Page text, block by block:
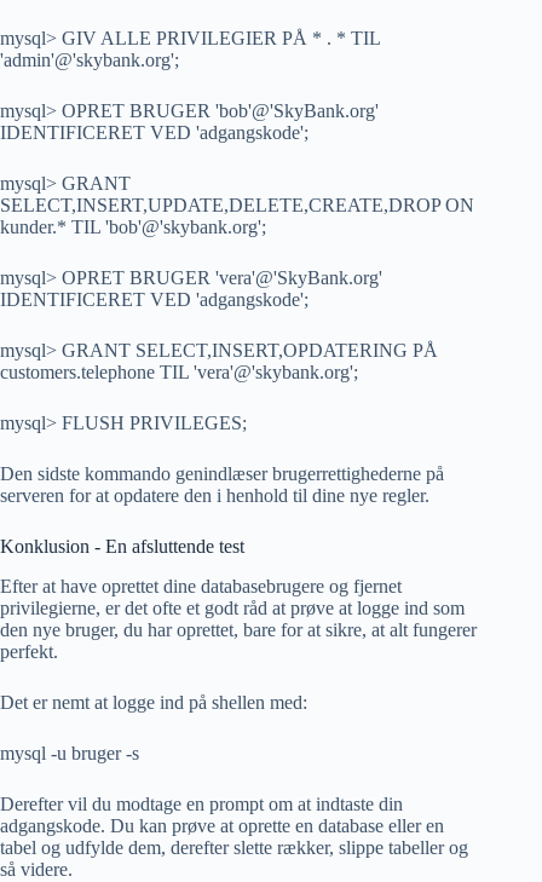
mysql> GIV ALLE PRIVILEGIER PÅ * . * TIL
'admin'@'skybank.org';
mysql> OPRET BRUGER 'bob'@'SkyBank.org'
IDENTIFICERET VED 'adgangskode';
mysql> GRANT
SELECT,INSERT,UPDATE,DELETE,CREATE,DROP ON
kunder.* TIL 'bob'@'skybank.org';
mysql> OPRET BRUGER 'vera'@'SkyBank.org'
IDENTIFICERET VED 'adgangskode';
mysql> GRANT SELECT,INSERT,OPDATERING PÅ
customers.telephone TIL 'vera'@'skybank.org';
mysql> FLUSH PRIVILEGES;
Den sidste kommando genindlæser brugerrettighederne på
serveren for at opdatere den i henhold til dine nye regler.
Konklusion - En afsluttende test
Efter at have oprettet dine databasebrugere og fjernet
privilegierne, er det ofte et godt råd at prøve at logge ind som
den nye bruger, du har oprettet, bare for at sikre, at alt fungerer
perfekt.
Det er nemt at logge ind på shellen med:
mysql -u bruger -s
Derefter vil du modtage en prompt om at indtaste din
adgangskode. Du kan prøve at oprette en database eller en
tabel og udfylde dem, derefter slette rækker, slippe tabeller og
så videre.